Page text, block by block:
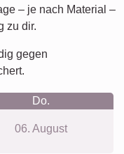
– je nach Material –
zu dir.
gegen
Do.
06. August